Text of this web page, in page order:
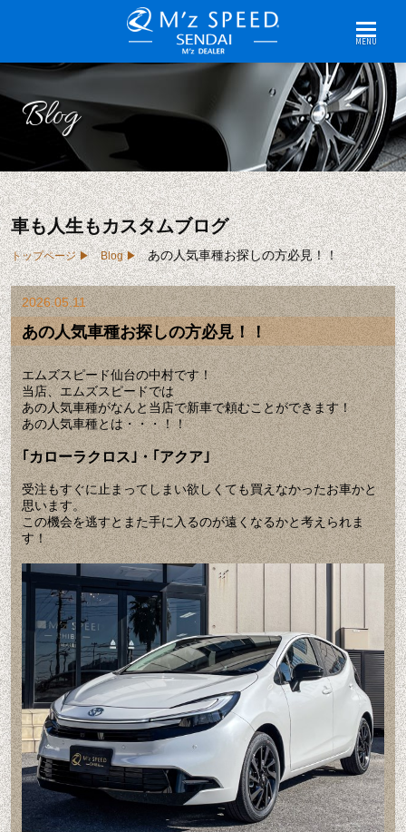
MENU
Blog
車も人生もカスタムブログ
トップページ Blog あの人気車種お探しの方必見！！
2026.05.11
あの人気車種お探しの方必見！！
エムズスピード仙台の中村です！
当店、エムズスピードでは
あの人気車種がなんと当店で新車で頼むことができます！
あの人気車種とは・・・！！
｢カローラクロス｣・｢アクア｣
受注もすぐに止まってしまい欲しくても買えなかったお車かと
思います。
この機会を逃すとまた手に入るのが遠くなるかと考えられま
す！